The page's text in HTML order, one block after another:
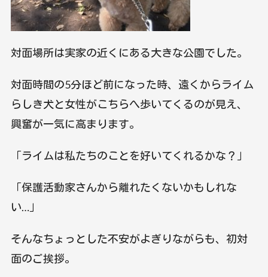
対面場所は実家の近くにある大きな公園でした。
対面時間の5分ほど前になった時、遠くからライム
らしき犬と女性がこちらへ歩いてくるのが見え、
興奮が一気に高まります。
「ライムは私たちのことを好いてくれるかな？」
「保護活動家さんから離れたくないかもしれな
い…」
そんなちょっとした不安がよぎりながらも、初対
面のご挨拶。